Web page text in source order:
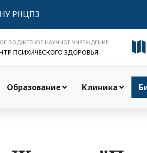
РНЦПЗ
БЮДЖЕТНОЕ НАУЧНОЕ УЧРЕЖДЕНИЕ
ПСИХИЧЕСКОГО ЗДОРОВЬЯ
Образование Клиника